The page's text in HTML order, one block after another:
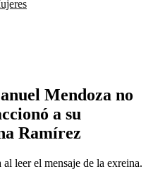
Mendoza no
a su
Ramírez
leer el mensaje de la exreina.